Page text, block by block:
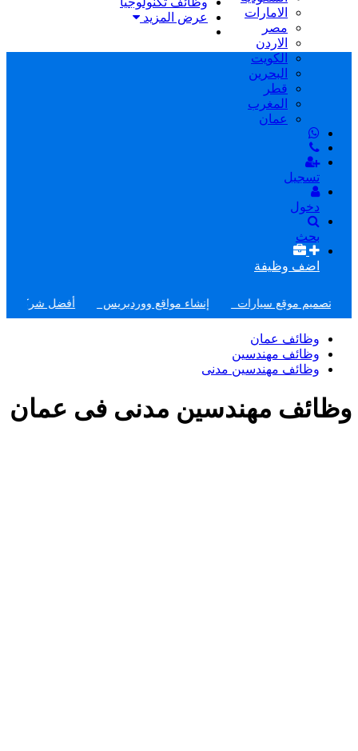
الامارات
مصر
الاردن
الكويت
البحرين
قطر
المغرب
عمان
تسجيل
دخول
بحث
اضف وظيفة
عرض المزيد
تصميم موقع سيارات إنشاء مواقع ووردبريس أفضل شركة تصميم
وظائف عمان
وظائف مهندسين
وظائف مهندسين مدنى
وظائف مهندسين مدنى فى عمان